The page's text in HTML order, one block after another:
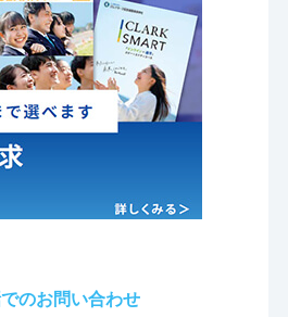
のお問い合わせ